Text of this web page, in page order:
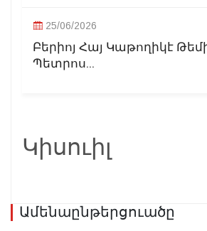
25/06/2026
Բերիոյ Հայ Կաթողիկէ
Պետրոս...
Կիսուիլ
Ամենաընթերցուածը